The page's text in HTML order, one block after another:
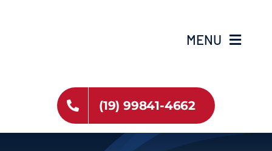
MENU
HOME
ESTOQUE
(19) 99841-4662